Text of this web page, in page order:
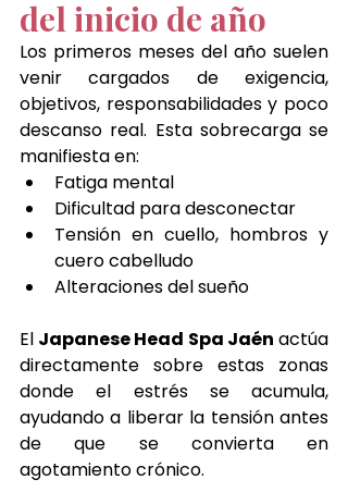
del inicio de año
Los primeros meses del año suelen
venir cargados de exigencia,
objetivos, responsabilidades y poco
descanso real. Esta sobrecarga se
manifiesta en:
Fatiga mental
Dificultad para desconectar
Tensión en cuello, hombros y
cuero cabelludo
Alteraciones del sueño
El Japanese Head Spa Jaén actúa
directamente sobre estas zonas
donde el estrés se acumula,
ayudando a liberar la tensión antes
de que se convierta en
agotamiento crónico.